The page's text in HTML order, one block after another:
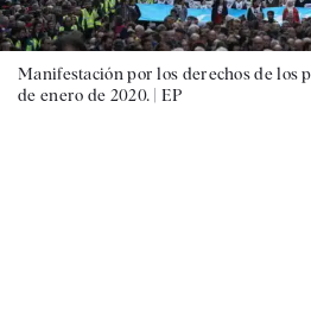
Manifestación por los derechos de los
de enero de 2020. |EP